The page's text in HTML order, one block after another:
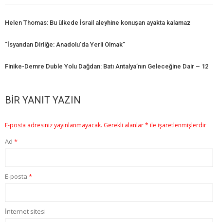
Helen Thomas: Bu ülkede İsrail aleyhine konuşan ayakta kalamaz
“İsyandan Dirliğe: Anadolu’da Yerli Olmak”
Finike-Demre Duble Yolu Dağdan: Batı Antalya’nın Geleceğine Dair – 12
BIR YANIT YAZIN
E-posta adresiniz yayınlanmayacak. Gerekli alanlar* ile işaretlenmişlerdir
Ad *
E-posta *
İnternet sitesi